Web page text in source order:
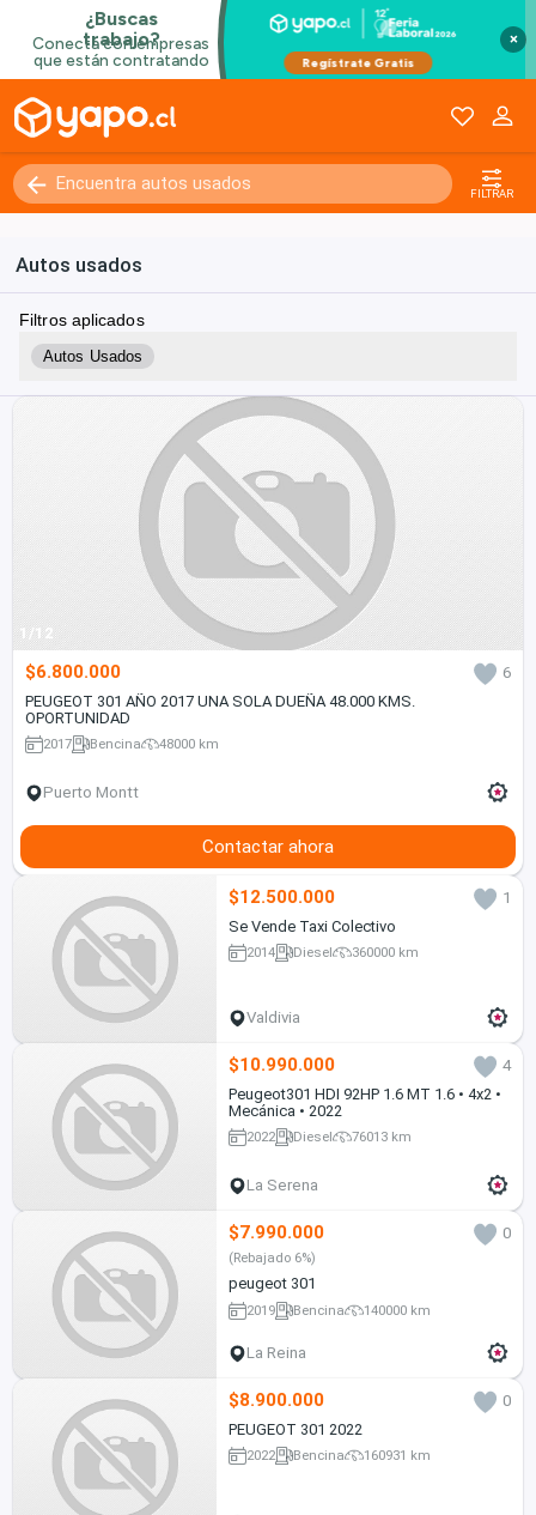
×
FILTRAR
Autos usados
Filtros aplicados
Autos Usados
1/12
$6.800.000
6
PEUGEOT 301 AÑO 2017 UNA SOLA DUEÑA 48.000 KMS.
OPORTUNIDAD
2017 Bencina 48000 km
Puerto Montt
Contactar ahora
$12.500.000
1
Se Vende Taxi Colectivo
2014 Diesel 360000 km
Valdivia
$10.990.000
4
Peugeot301 HDI 92HP 1.6 MT 1.6 • 4x2 •
Mecánica • 2022
2022 Diesel 76013 km
La Serena
$7.990.000 0
(Rebajado 6%)
peugeot 301
2019 Bencina 140000 km
La Reina
$8.900.000
0
PEUGEOT 301 2022
2022 Bencina 160931 km